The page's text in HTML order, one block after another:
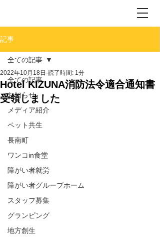
記事
全ての記事
お知らせ
メディア紹介
ペット共生
長南町
ワンコin食堂
障がい者就労
障がい者グループホーム
スタッフ募集
グランピング
地方創生
全ての記事
Hotel KIZUNA消防法令適合通知書
受領しました
2022年10月18日 読了時間: 1分